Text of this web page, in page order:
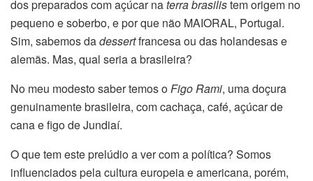
dos preparados com açúcar naterra brasilistem origem no
pequeno e soberbo, e por que não MAIORAL, Portugal.
Sim, sabemos dadessertfrancesa ou das holandesas e
alemãs. Mas, qual seria a brasileira?
No meu modesto saber temos oFigo Rami, uma doçura
genuinamente brasileira, com cachaça, café, açúcar de
cana e figo de Jundiaí.
O que tem este prelúdio a ver com a política? Somos
influenciados pela cultura europeia e americana, porém,